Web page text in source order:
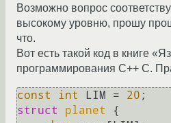
Возможно вопрос
высокому уровню, прошу
что.
Вот есть такой код в книге
программирования C++ С.
const int LIM = 20
struct
planet
{